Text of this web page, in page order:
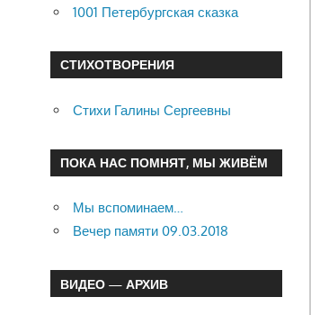
1001 Петербургская сказка
СТИХОТВОРЕНИЯ
Стихи Галины Сергеевны
ПОКА НАС ПОМНЯТ, МЫ ЖИВЁМ
Мы вспоминаем…
Вечер памяти 09.03.2018
ВИДЕО — АРХИВ